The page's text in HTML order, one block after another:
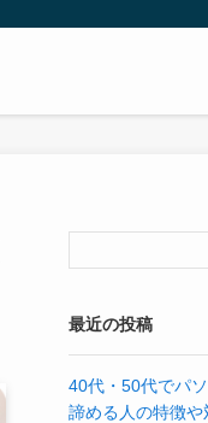
最近の投稿
40代・50代でパ
諦める人の特徴や